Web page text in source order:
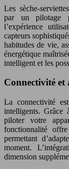
Les sèche-
par un pilotage
l’expérience
capteurs
habitudes de vie,
énergétique
intelligent et les
Connectivité et
La connectivité
intelligents. Grâce
piloter votre
fonctionnalité
permettant
moment.
dimension